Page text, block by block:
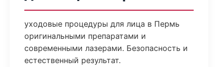
уходовые процедуры для лица в Пермь
оригинальными препаратами и
современными лазерами. Безопасность и
естественный результат.